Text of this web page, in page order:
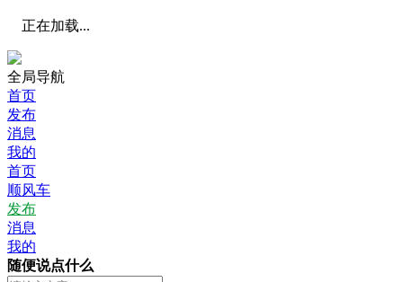
正在加载...
全局导航
首页
发布
消息
我的
首页
顺风车
发布
消息
我的
随便说点什么